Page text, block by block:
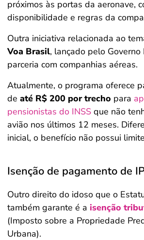
próximos às portas da aeronave,
disponibilidade e regras da
Outra iniciativa relacionada ao
Voa Brasil, lançado pelo Governo
parceria com companhias aéreas.
Atualmente, o programa oferece
de até R$ 200 por trecho para
pensionistas do INSS que não
avião nos últimos 12 meses.
inicial, o benefício não possui
Isenção de pagamento de
Outro direito do idoso que o
também garante é a isenção
(Imposto sobre a Propriedade
Urbana).